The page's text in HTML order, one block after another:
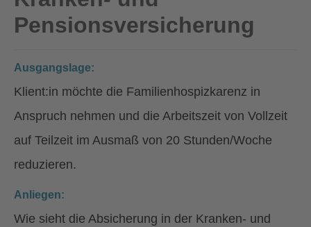
Pensionsversicherung
Ausgangslage:
Klient:in möchte die Familienhospizkarenz in
Anspruch nehmen und die Arbeitszeit von Vollzeit
auf Teilzeit im Ausmaß von 20 Stunden/Woche
reduzieren.
Anliegen:
Wie sieht die Absicherung in der Kranken- und